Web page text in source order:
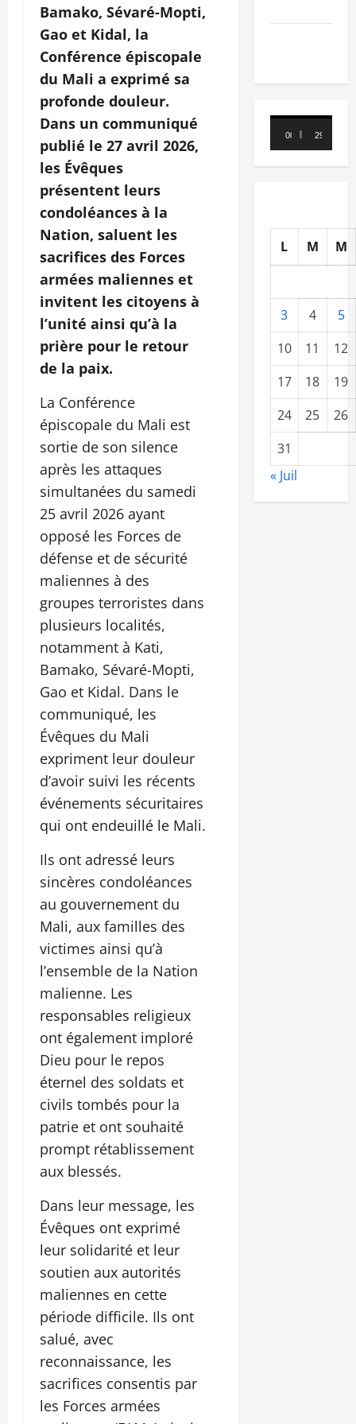
Bamako, Sévaré-Mopti,
Gao et Kidal, la
Conférence épiscopale
du Mali a exprimé sa
profonde douleur.
Dans un communiqué
publié le 27 avril 2026,
les Évêques
présentent leurs
condoléances à la
Nation, saluent les
sacrifices des Forces
armées maliennes et
invitent les citoyens à
l’unité ainsi qu’à la
prière pour le retour
de la paix.
La Conférence
épiscopale du Mali est
sortie de son silence
après les attaques
simultanées du samedi
25 avril 2026 ayant
opposé les Forces de
défense et de sécurité
maliennes à des
groupes terroristes dans
plusieurs localités,
notamment à Kati,
Bamako, Sévaré-Mopti,
Gao et Kidal. Dans le
communiqué, les
Évêques du Mali
expriment leur douleur
d’avoir suivi les récents
événements sécuritaires
qui ont endeuillé le Mali.
Ils ont adressé leurs
sincères condoléances
au gouvernement du
Mali, aux familles des
victimes ainsi qu’à
l’ensemble de la Nation
malienne. Les
responsables religieux
ont également imploré
Dieu pour le repos
éternel des soldats et
civils tombés pour la
patrie et ont souhaité
prompt rétablissement
aux blessés.
Dans leur message, les
Évêques ont exprimé
leur solidarité et leur
soutien aux autorités
maliennes en cette
période difficile. Ils ont
salué, avec
reconnaissance, les
sacrifices consentis par
les Forces armées
Lecteur
vidéo
00:00 29:21
L M M
3 4
5
10
11
12
17
18
19
24
25
26
31
« Juil